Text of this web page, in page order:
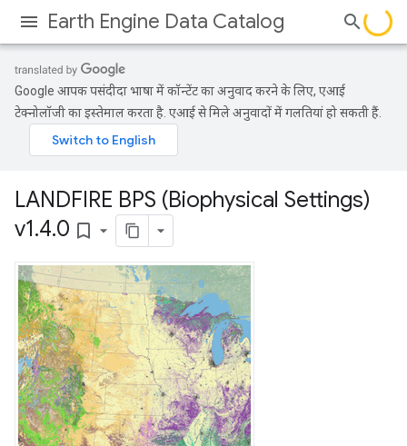
Earth Engine Data Catalog
Google आपकी पसंदीदा भाषा में कॉन्टेंट का अनुवाद करने के लिए, एआई
टेक्नोलॉजी का इस्तेमाल करता है. एआई से मिले अनुवादों में गलतियां हो सकती हैं.
LANDFIRE BPS (Biophysical Settings)
v1.4.0 bookmark_border